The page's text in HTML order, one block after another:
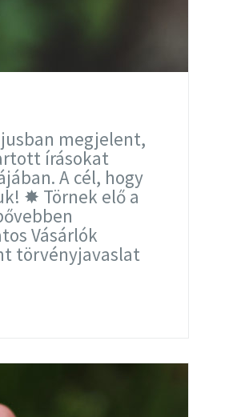
megjelent,
írásokat
A cél, hogy
✸ Törnek elő a
Vásárlók
törvényjavaslat